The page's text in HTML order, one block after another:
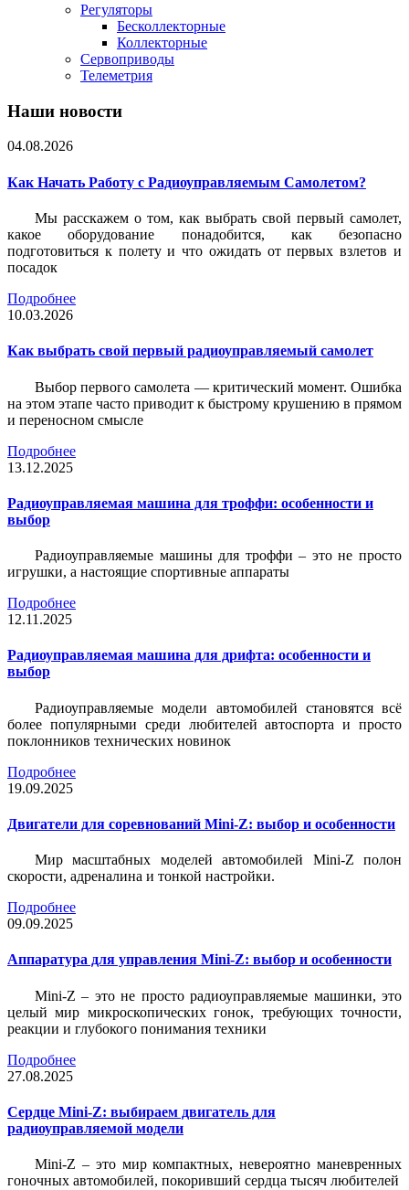
Регуляторы
Бесколлекторные
Коллекторные
Сервоприводы
Телеметрия
Наши новости
04.08.2026
Как Начать Работу с Радиоуправляемым Самолетом?
Мы расскажем о том, как выбрать свой первый самолет,
какое оборудование понадобится, как безопасно
подготовиться к полету и что ожидать от первых взлетов и
посадок
Подробнее
10.03.2026
Как выбрать свой первый радиоуправляемый самолет
Выбор первого самолета — критический момент. Ошибка
на этом этапе часто приводит к быстрому крушению в прямом
и переносном смысле
Подробнее
13.12.2025
Радиоуправляемая машина для троффи: особенности и
выбор
Радиоуправляемые машины для троффи – это не просто
игрушки, а настоящие спортивные аппараты
Подробнее
12.11.2025
Радиоуправляемая машина для дрифта: особенности и
выбор
Радиоуправляемые модели автомобилей становятся всё
более популярными среди любителей автоспорта и просто
поклонников технических новинок
Подробнее
19.09.2025
Двигатели для соревнований Mini-Z: выбор и особенности
Мир масштабных моделей автомобилей Mini-Z полон
скорости, адреналина и тонкой настройки.
Подробнее
09.09.2025
Аппаратура для управления Mini-Z: выбор и особенности
Mini-Z – это не просто радиоуправляемые машинки, это
целый мир микроскопических гонок, требующих точности,
реакции и глубокого понимания техники
Подробнее
27.08.2025
Сердце Mini-Z: выбираем двигатель для
радиоуправляемой модели
Mini-Z – это мир компактных, невероятно маневренных
гоночных автомобилей, покоривший сердца тысяч любителей